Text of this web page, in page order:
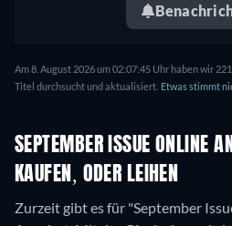
Am 8. August 2026 um 02:07:45 Uhr haben wir
Titel durchsucht und aktualisiert. Etwas stimmt
SEPTEMBER ISSUE ONLINE
KAUFEN, ODER LEIHEN
Zurzeit gibt es für "September